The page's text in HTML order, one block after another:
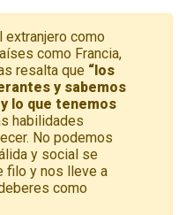
extranjero como
como Francia,
resalta que “los
y sabemos
lo que tenemos
habilidades
No podemos
y social se
filo y nos lleve a
como